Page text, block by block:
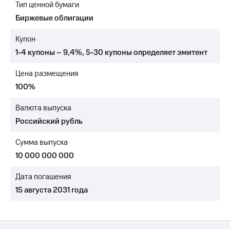
МТС
Контакты
в
регионе
и акционерам
управление
секретарь
Тип ценной бумаги
Биржевые облигации
Купон
1-4 купоны – 9,4%,5-30 купоныопределяет эмитент
Цена размещения
100%
Валюта выпуска
Российский рубль
Сумма выпуска
10 000 000 000
Дата погашения
15 августа 2031 года